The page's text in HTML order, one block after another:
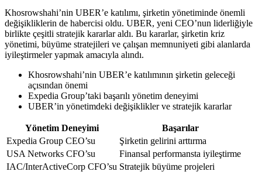
Khosrowshahi’nin UBER’e katılımı, şirketin yönetiminde önemli
değişikliklerin de habercisi oldu. UBER, yeni CEO’nun liderliğiyle
birlikte çeşitli stratejik kararlar aldı. Bu kararlar, şirketin kriz
yönetimi, büyüme stratejileri ve çalışan memnuniyeti gibi alanlarda
iyileştirmeler yapmak amacıyla alındı.
Khosrowshahi’nin UBER’e katılımının şirketin geleceği
açısından önemi
Expedia Group’taki başarılı yönetim deneyimi
UBER’in yönetimdeki değişiklikler ve stratejik kararlar
Yönetim Deneyimi
Başarılar
Expedia Group CEO’su
Şirketin gelirini arttırma
USA Networks CFO’su
Finansal performansta iyileştirme
IAC/InterActiveCorp CFO’su Stratejik büyüme projeleri